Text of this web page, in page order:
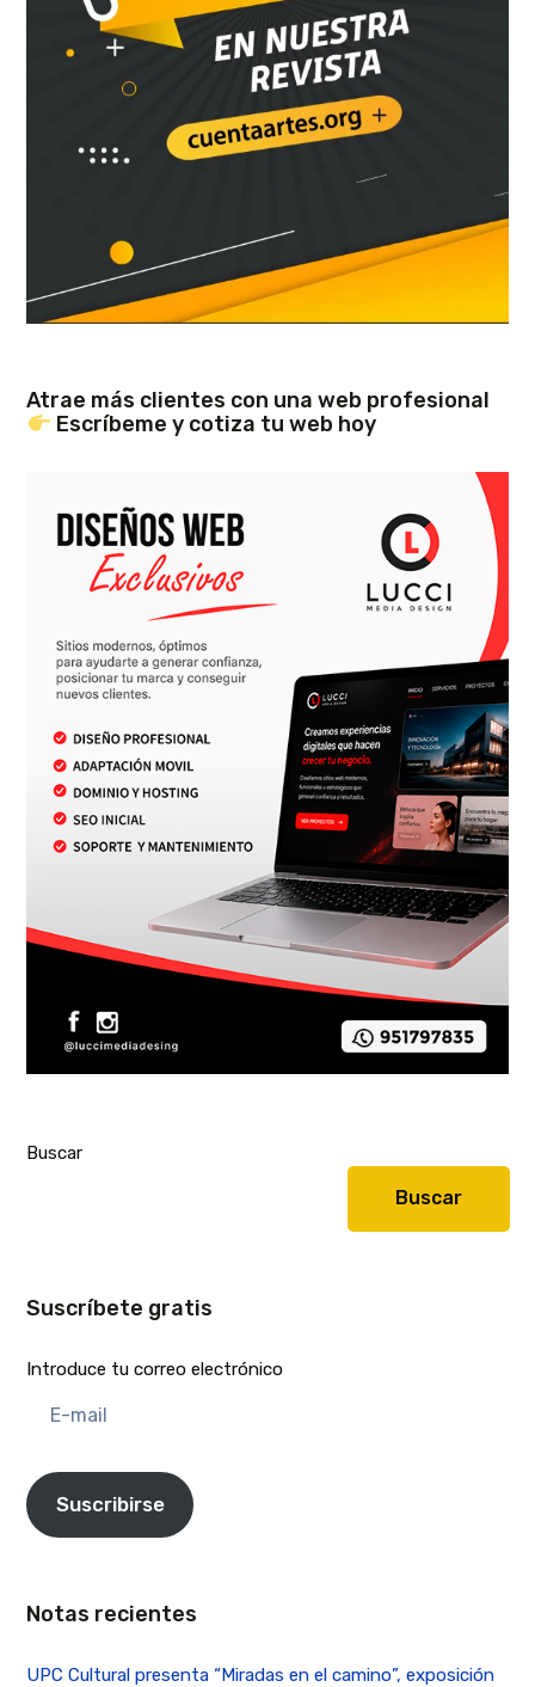
Atrae más clientes con una web profesional
Escríbeme y cotiza tu web hoy
Buscar
Buscar
Suscríbete gratis
Introduce tu correo electrónico
mail
Suscribirse
Notas recientes
UPC Cultural presenta “Miradas en el camino”, exposición